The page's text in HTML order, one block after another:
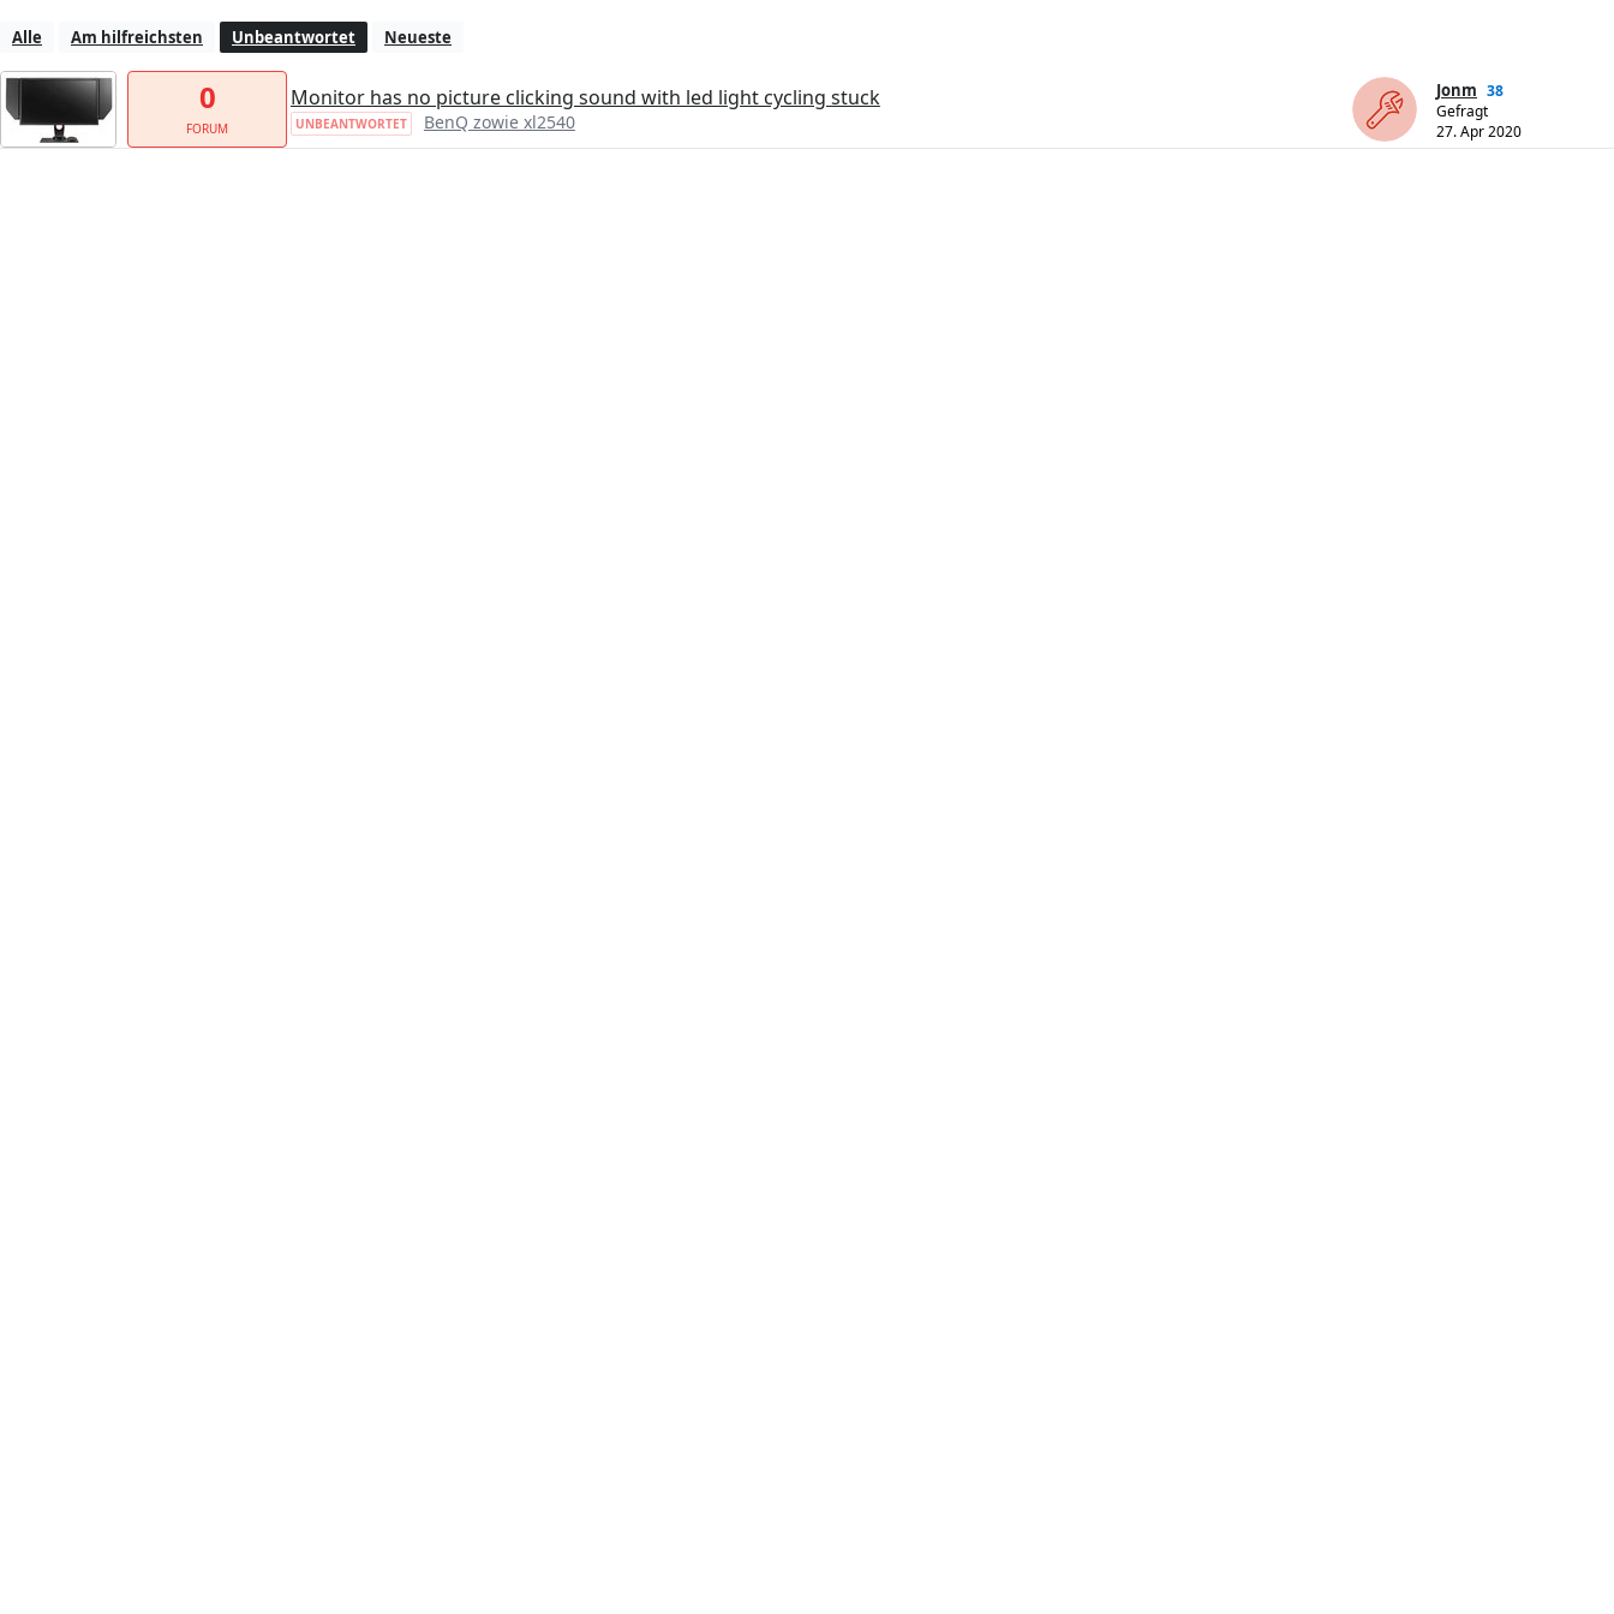
Alle Am hilfreichsten Unbeantwortet Neueste
0
FORUM
Monitor has no picture clicking sound with led light cycling stuck
UNBEANTWORTET BenQ zowie xl2540
Jonm 38
Gefragt
27. Apr 2020